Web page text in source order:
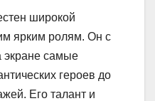
широкой
ярким ролям. Он с
экране самые
героев до
Его талант и